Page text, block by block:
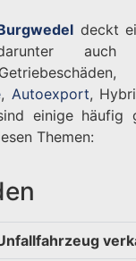
deckt
auch
, Autoexport,
einige häufig
Themen: